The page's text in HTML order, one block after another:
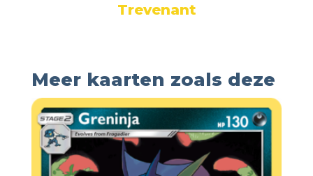
Trevenant
Meer kaarten zoals deze